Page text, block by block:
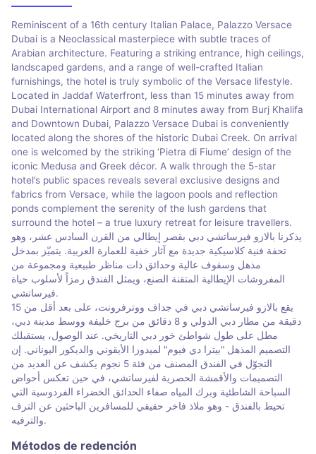
Reminiscent of a 16th century Italian Palace, Palazzo Versace
Dubai is a Neoclassical masterpiece with subtle traces of
Arabian architecture. Featuring a striking entrance, high ceilings,
landscaped gardens, and a range of well-crafted Italian
furnishings, the hotel is truly symbolic of the Versace lifestyle.
Located in Jaddaf Waterfront, less than 15 minutes away from
Dubai International Airport and 8 minutes away from Burj Khalifa
and Downtown Dubai, Palazzo Versace Dubai is conveniently
located along the shores of the historic Dubai Creek. On arrival
one is welcomed by the striking ‘Pietra di Fiume’ design of the
iconic Medusa and Greek décor. A walk through the 5-star
hotel’s public spaces reveals several exclusive designs and
fabrics from Versace, while the lagoon pools and reflection
ponds complement the serenity of the lush gardens that
surround the hotel – a true luxury retreat for leisure travellers.
يذكرنا بالازو فيرساتشي دبي بقصر إيطالي من القرن السادس عشر، وهو
تحفة فنية كلاسيكية جديدة مع آثار خفية للعمارة العربية. يتميّز بمدخل
مذهل وسقوف عالية وحدائق ذات مناظر طبيعية ومجموعة من
المفروشات الإيطالية المتقنة الصنع، ويمثل الفندق رمزاً لأسلوب حياة
فيرساتشي.
يقع بالازو فيرساتشي دبي في جداف ووترفرونت، على بعد أقل من 15
دقيقة من مطار دبي الدولي و 8 دقائق من برج خليفة ووسط مدينة دبي،
مطل على طول شواطئ خور دبي التاريخي. عند الوصول، يستقبلك
التصميم المذهل "بيترا دي فيوم" لميدوزا الأيقوني والديكور اليوناني. إن
التجوّل في الفندق المصنف من فئة 5 نجوم يكشف عن العديد من
التصميمات والأقمشة الحصرية لفيرساتشي، في حين تعكس أحواض
السباحة الشاطئية وبرك المياه صفاء الحدائق الخضراء الفردوسية التي
تحيط بالفندق - وهو ملاذ فاخر حقيقي للمسافرين الباحثين عن الترف
والترفيه.
Métodos de redención